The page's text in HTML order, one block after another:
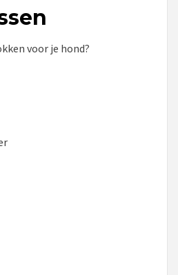
voor je hond?